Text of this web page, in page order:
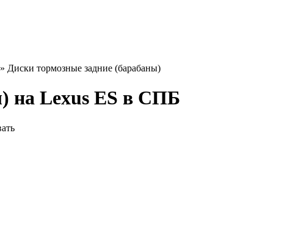
» Диски тормозные задние (барабаны)
на Lexus ES в СПБ